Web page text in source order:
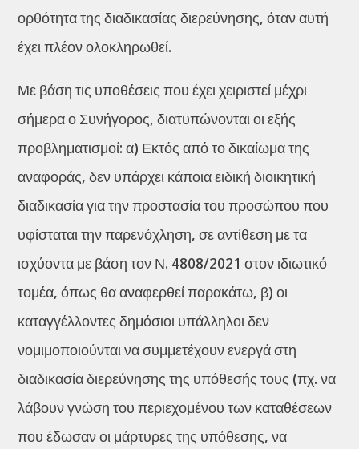
ορθότητα της διαδικασίας διερεύνησης, όταν αυτή
έχει πλέον ολοκληρωθεί.
Με βάση τις υποθέσεις που έχει χειριστεί μέχρι
σήμερα ο Συνήγορος, διατυπώνονται οι εξής
προβληματισμοί: α) Εκτός από το δικαίωμα της
αναφοράς, δεν υπάρχει κάποια ειδική διοικητική
διαδικασία για την προστασία του προσώπου που
υφίσταται την παρενόχληση, σε αντίθεση με τα
ισχύοντα με βάση τον Ν. 4808/2021 στον ιδιωτικό
τομέα, όπως θα αναφερθεί παρακάτω, β) οι
καταγγέλλοντες δημόσιοι υπάλληλοι δεν
νομιμοποιούνται να συμμετέχουν ενεργά στη
διαδικασία διερεύνησης της υπόθεσής τους (πχ. να
λάβουν γνώση του περιεχομένου των καταθέσεων
που έδωσαν οι μάρτυρες της υπόθεσης, να